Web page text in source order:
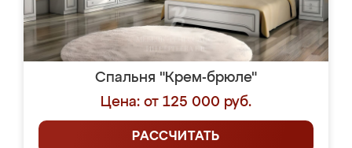
Спальня "Крем-брюле"
Цена: от 125 000 руб.
РАССЧИТАТЬ